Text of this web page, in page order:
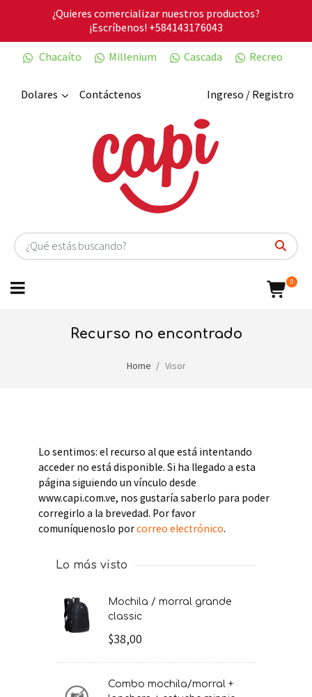
¿Quieres comercializar nuestros productos?
¡Escríbenos!+584143176043
Chacaíto
Millenium Cascada Recreo
Dolares Ingreso / Registro
Contáctenos
0
recurso no encontrado
Home Visor
Lo sentimos: el recurso al que está intentando
acceder no está disponible. Si ha llegado a esta
página siguiendo un vínculo desde
www.capi.com.ve, nos gustaría saberlo para poder
corregirlo a la brevedad. Por favor
comuníquenoslo porcorreo electrónico.
Lo más visto
mochila / morral grande
classic
$38,00
combo mochila/morral +